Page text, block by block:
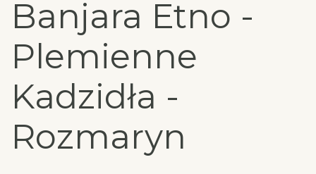
Banjara Etno -
Plemienne
Kadzidła -
Rozmaryn